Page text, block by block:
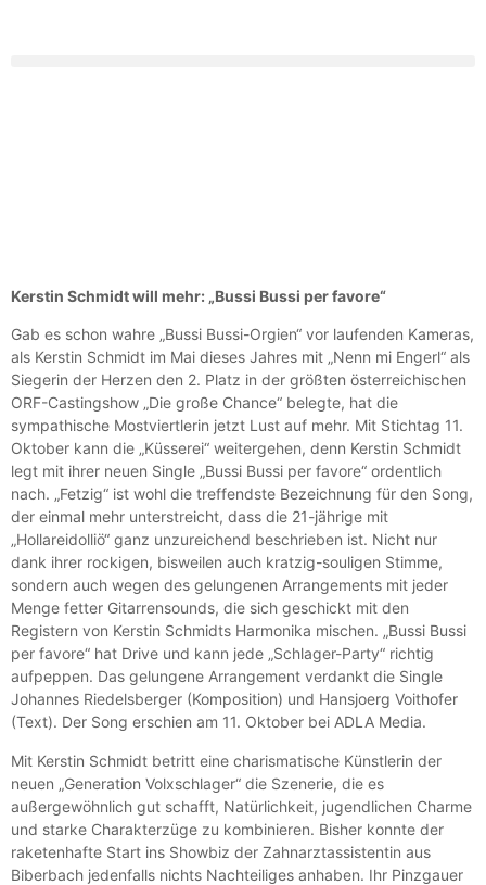
Kerstin Schmidt will mehr: „Bussi Bussi per favore“
Gab es schon wahre „Bussi Bussi-Orgien“ vor laufenden Kameras,
als Kerstin Schmidt im Mai dieses Jahres mit „Nenn mi Engerl“ als
Siegerin der Herzen den 2. Platz in der größten österreichischen
ORF-Castingshow „Die große Chance“ belegte, hat die
sympathische Mostviertlerin jetzt Lust auf mehr. Mit Stichtag 11.
Oktober kann die „Küsserei“ weitergehen, denn Kerstin Schmidt
legt mit ihrer neuen Single „Bussi Bussi per favore“ ordentlich
nach. „Fetzig“ ist wohl die treffendste Bezeichnung für den Song,
der einmal mehr unterstreicht, dass die 21-jährige mit
„Hollareidolliö“ ganz unzureichend beschrieben ist. Nicht nur
dank ihrer rockigen, bisweilen auch kratzig-souligen Stimme,
sondern auch wegen des gelungenen Arrangements mit jeder
Menge fetter Gitarrensounds, die sich geschickt mit den
Registern von Kerstin Schmidts Harmonika mischen. „Bussi Bussi
per favore“ hat Drive und kann jede „Schlager-Party“ richtig
aufpeppen. Das gelungene Arrangement verdankt die Single
Johannes Riedelsberger (Komposition) und Hansjoerg Voithofer
(Text). Der Song erschien am 11. Oktober bei ADLA Media.
Mit Kerstin Schmidt betritt eine charismatische Künstlerin der
neuen „Generation Volxschlager“ die Szenerie, die es
außergewöhnlich gut schafft, Natürlichkeit, jugendlichen Charme
und starke Charakterzüge zu kombinieren. Bisher konnte der
raketenhafte Start ins Showbiz der Zahnarztassistentin aus
Biberbach jedenfalls nichts Nachteiliges anhaben. Ihr Pinzgauer